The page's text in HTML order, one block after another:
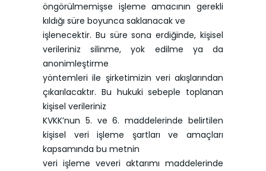
öngörülmemişse işleme amacının gerekli
kıldığı süre boyunca saklanacak ve
işlenecektir. Bu süre sona erdiğinde, kişisel
verileriniz silinme, yok edilme ya da
anonimleştirme
yöntemleri ile şirketimizin veri akışlarından
çıkarılacaktır. Bu hukuki sebeple toplanan
kişisel verileriniz
KVKK’nun 5. ve 6. maddelerinde belirtilen
kişisel veri işleme şartları ve amaçları
kapsamında bu metnin
veri işleme veveri aktarımı maddelerinde